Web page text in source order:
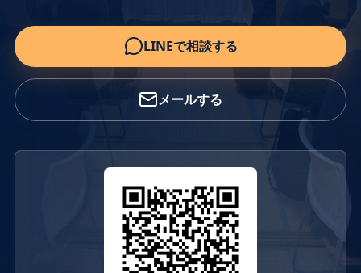
LINEで相談する
メールする